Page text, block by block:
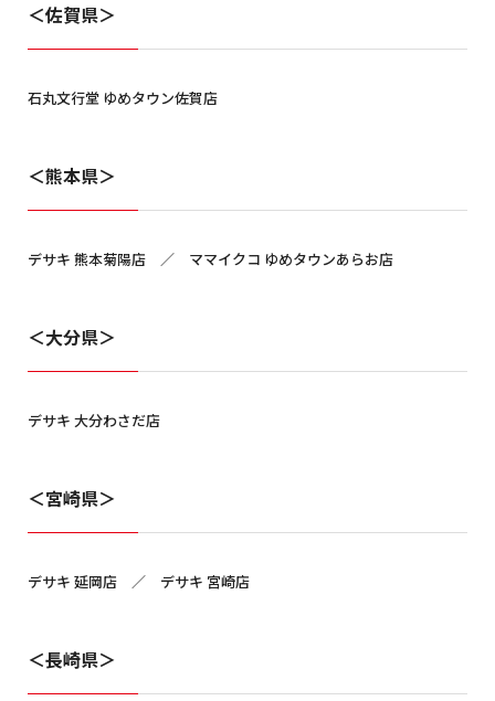
＜佐賀県＞
石丸文行堂 ゆめタウン佐賀店
＜熊本県＞
デサキ 熊本菊陽店 ／ ママイクコ ゆめタウンあらお店
＜大分県＞
デサキ 大分わさだ店
＜宮崎県＞
デサキ 延岡店 ／ デサキ 宮崎店
＜長崎県＞